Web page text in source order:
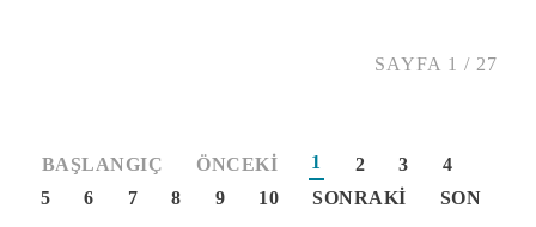
SAYFA 1 / 27
BAŞLANGIÇ ÖNCEKI 1 2 3
4
5
6 7 8 9 10 SONRAKI SON